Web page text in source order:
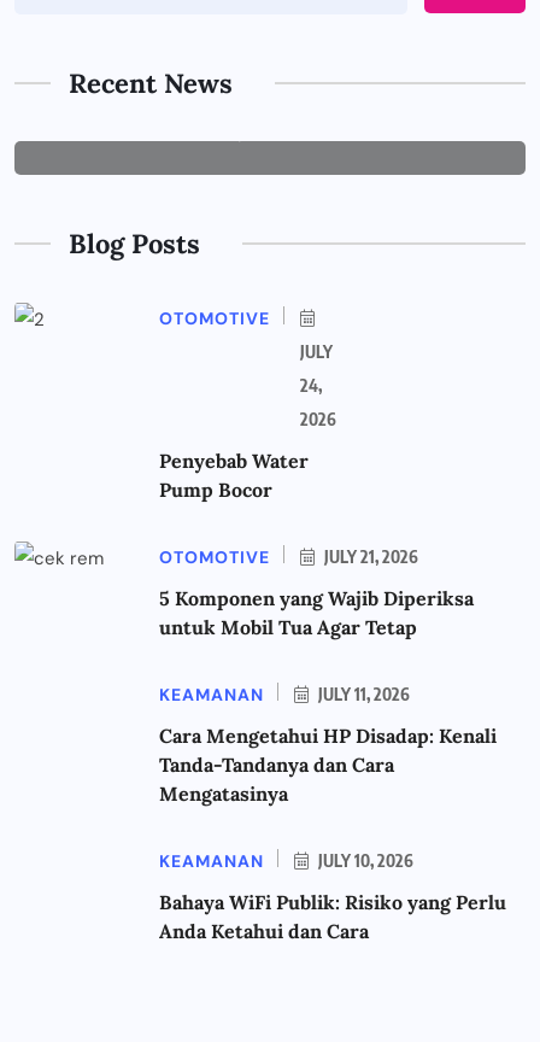
Recent News
Tepat untuk Perusahaan
Blog Posts
OTOMOTIVE
JULY
24,
2026
Penyebab Water
Pump Bocor
OTOMOTIVE JULY 21, 2026
5 Komponen yang Wajib Diperiksa
untuk Mobil Tua Agar Tetap
KEAMANAN JULY 11, 2026
Cara Mengetahui HP Disadap: Kenali
Tanda-Tandanya dan Cara
Mengatasinya
KEAMANAN JULY 10, 2026
Bahaya WiFi Publik: Risiko yang Perlu
Anda Ketahui dan Cara